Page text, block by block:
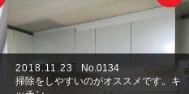
2018.11.23
No.0134
掃除をしやすいのがオススメです。キ